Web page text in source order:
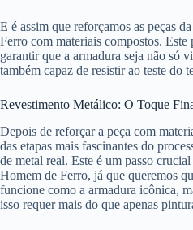
E é assim que reforçamos as peças
Ferro com materiais compostos. Este
garantir que a armadura seja não só
também capaz de resistir ao teste do
Revestimento Metálico: O Toque
Depois de reforçar a peça com
das etapas mais fascinantes do
de metal real. Este é um passo
Homem de Ferro, já que queremos
funcione como a armadura icônica,
isso requer mais do que apenas